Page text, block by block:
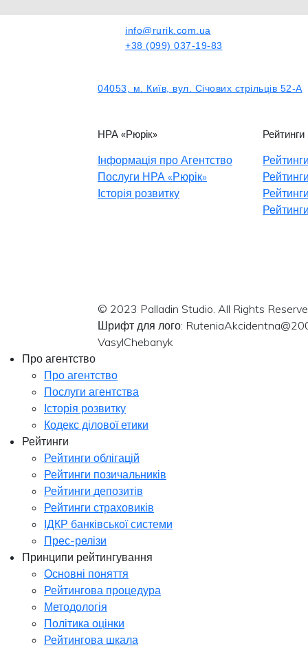
info@rurik.com.ua
+38 (099) 037-19-83
04053, м. Київ, вул. Січових стрільців 52-А
НРА «Рюрік»
Інформація про Агентство
Послуги НРА «Рюрік»
Історія розвитку
Рейтинги
© 2023 Palladin Studio. All Rights
Шрифт для лого:
VasylChebanyk
Про агентство
Про агентство
Послуги агентства
Історія розвитку
Кодекс ділової етики
Рейтинги
Рейтинги облігацій
Рейтинги позичальників
Рейтинги депозитів
Рейтинги страховиків
ІДКР банківської системи
Прес-релізи
Принципи рейтингування
Основні поняття
Рейтингова процедура
Методологія
Політика оцінки
Рейтингова шкала